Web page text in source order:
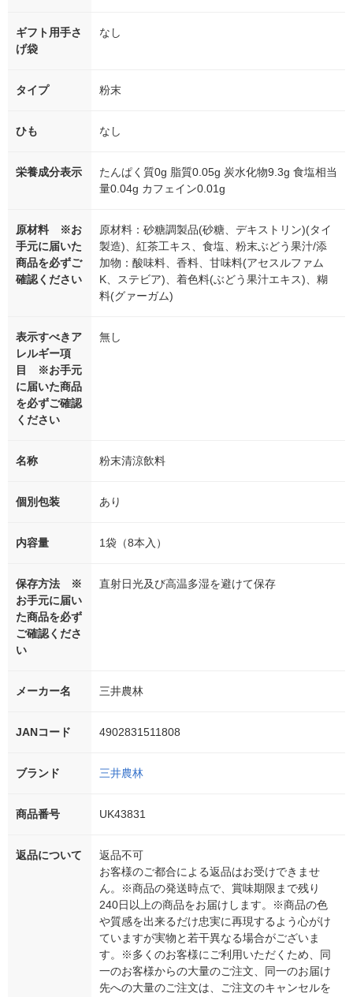
ギフト用手さ
げ袋
なし
タイプ 粉末
ひも なし
栄養成分表示
たんぱく質0g 脂質0.05g 炭水化物9.3g 食塩相当
量0.04g カフェイン0.01g
原材料 ※お
手元に届いた
商品を必ずご
確認ください
原材料：砂糖調製品(砂糖、デキストリン)(タイ
製造)、紅茶工キス、食塩、粉末ぶどう果汁/添
加物：酸味料、香料、甘味料(アセスルファム
K、ステビア)、着色料(ぶどう果汁エキス)、糊
料(グァーガム)
表示すべきア
レルギー項
目 ※お手元
に届いた商品
を必ずご確認
ください
無し
名称 粉末清涼飲料
個別包装 あり
内容量 1袋（8本入）
保存方法 ※
お手元に届い
た商品を必ず
ご確認くださ
い
直射日光及び高温多湿を避けて保存
メーカー名 三井農林
JANコード 4902831511808
ブランド 三井農林
商品番号 UK43831
返品について
返品不可
お客様のご都合による返品はお受けできませ
ん。※商品の発送時点で、賞味期限まで残り
240日以上の商品をお届けします。※商品の色
や質感を出来るだけ忠実に再現するよう心がけ
ていますが実物と若干異なる場合がございま
す。※多くのお客様にご利用いただくため、同
一のお客様からの大量のご注文、同一のお届け
先への大量のご注文は、ご注文のキャンセルを